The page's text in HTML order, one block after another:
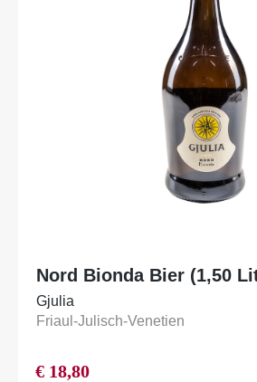
Nord Bionda Bier (1,50
Gjulia
Friaul-Julisch-Venetien
€ 18,80